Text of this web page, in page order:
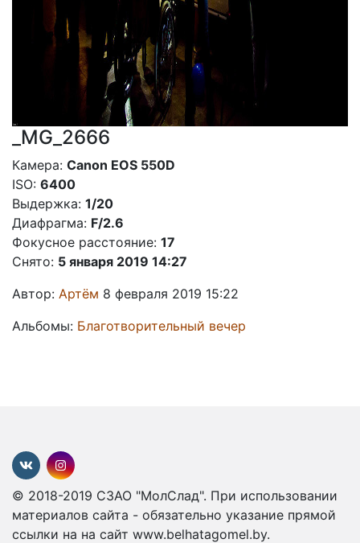
_MG_2666
Камера: Canon EOS 550D
ISO: 6400
Выдержка: 1/20
Диафрагма: F/2.6
Фокусное расстояние: 17
Снято: 5 января 2019 14:27
Автор: Артём 8 февраля 2019 15:22
Альбомы: Благотворительный вечер
© 2018-2019 СЗАО "МолСлад". При использовании
материалов сайта - обязательно указание прямой
ссылки на на сайт www.belhatagomel.by.